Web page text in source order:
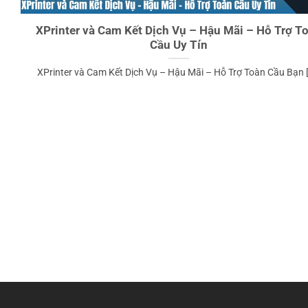
XPrinter và Cam Kết Dịch Vụ – Hậu Mãi – Hỗ Trợ
Cầu Uy Tín
XPrinter và Cam Kết Dịch Vụ – Hậu Mãi – Hỗ Trợ Toàn Cầu Bạn